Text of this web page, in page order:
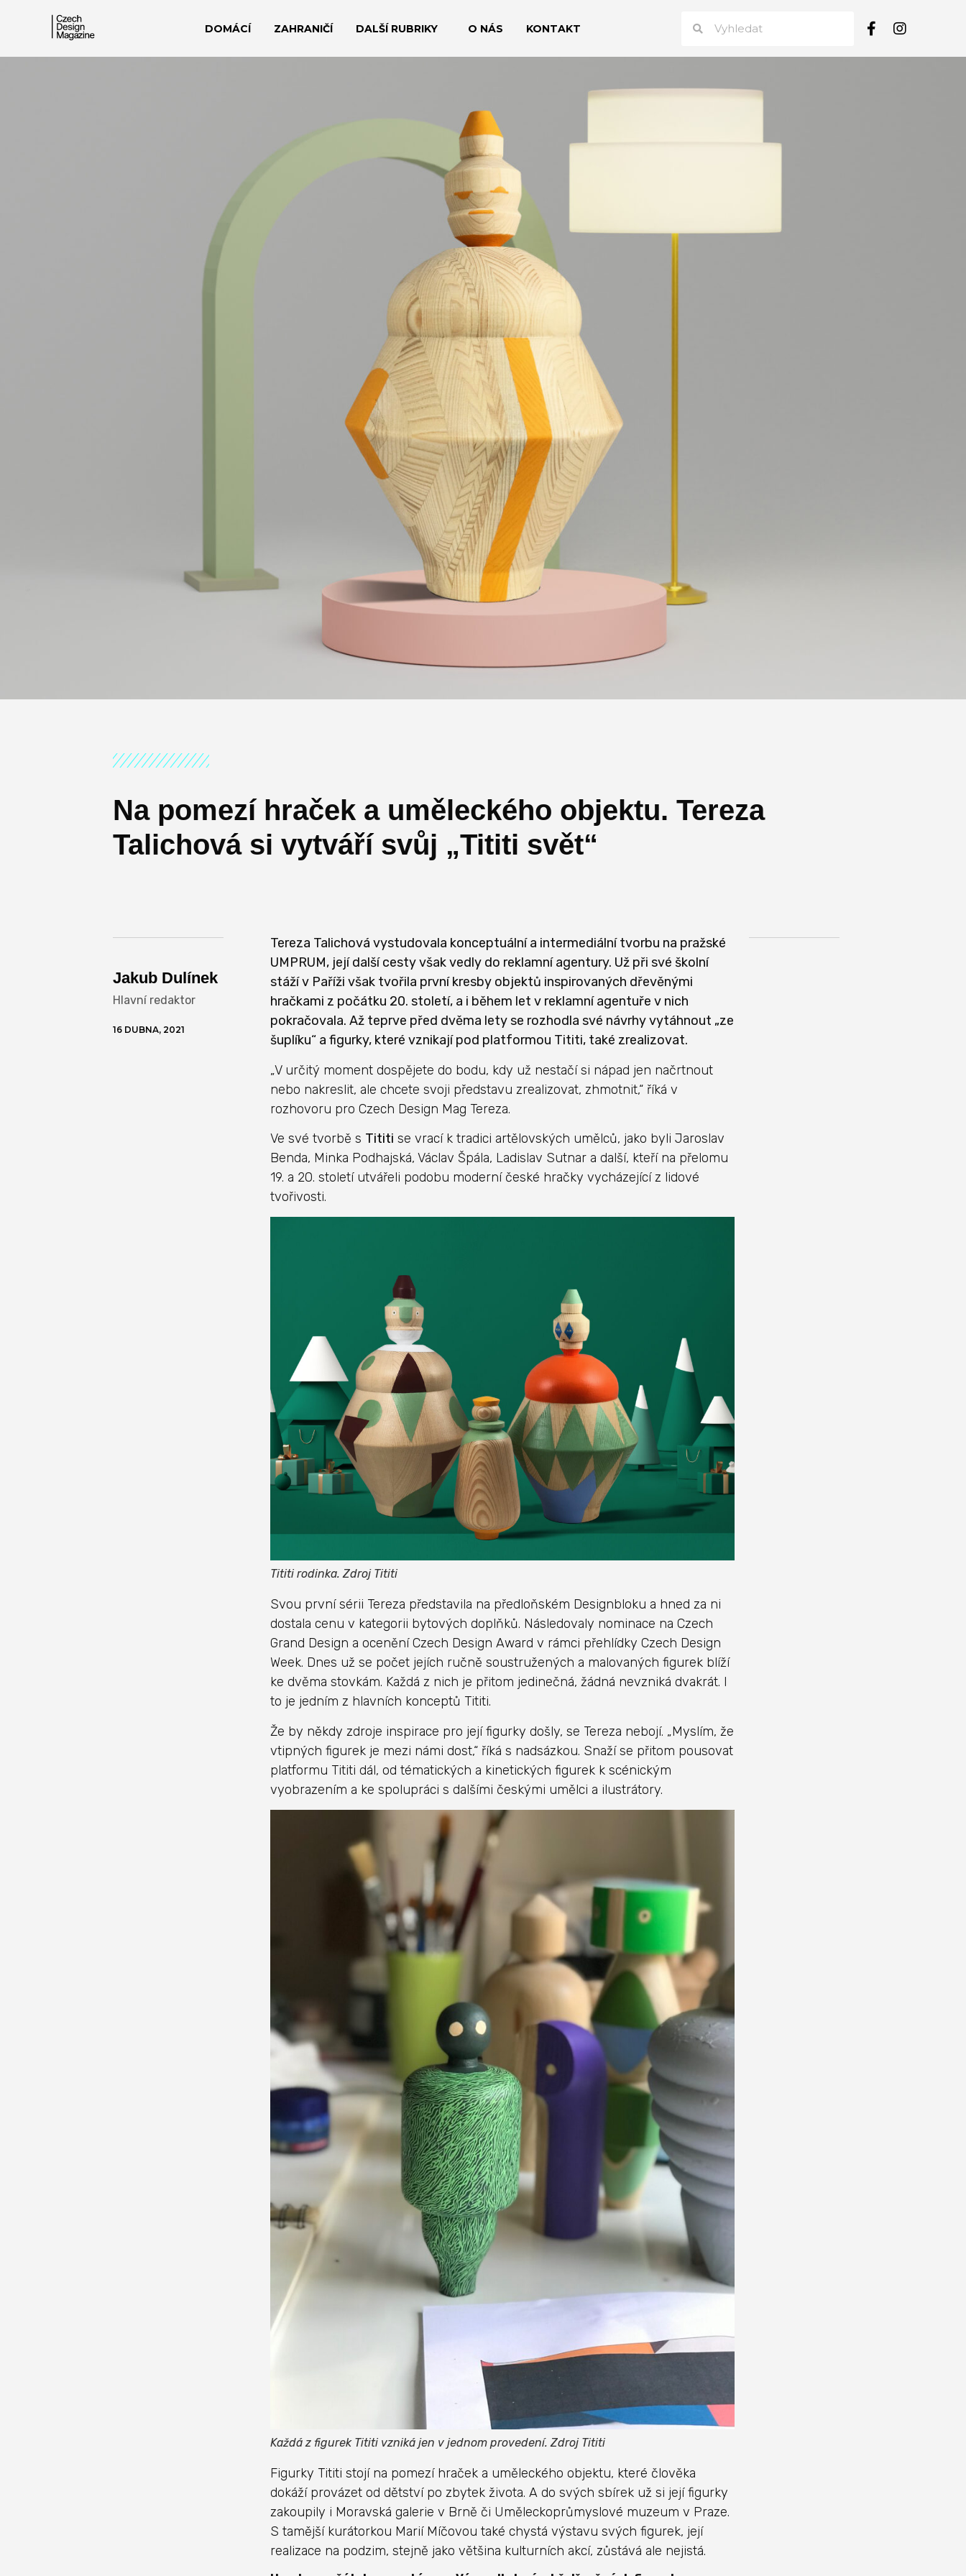
DOMÁCÍ ZAHRANIČÍ DALŠÍ RUBRIKY O NÁS KONTAKT
Na pomezí hraček a uměleckého objektu. Tereza
Talichová si vytváří svůj „Tititi svět“
Jakub Dulínek
Hlavní redaktor
16 DUBNA, 2021
Tereza Talichová vystudovala konceptuální a intermediální tvorbu na pražské
UMPRUM, její další cesty však vedly do reklamní agentury. Už při své školní
stáží v Paříži však tvořila první kresby objektů inspirovaných dřevěnými
hračkami z počátku 20. století, a i během let v reklamní agentuře v nich
pokračovala. Až teprve před dvěma lety se rozhodla své návrhy vytáhnout „ze
šuplíku“ a figurky, které vznikají pod platformou Tititi, také zrealizovat.
„V určitý moment dospějete do bodu, kdy už nestačí si nápad jen načrtnout
nebo nakreslit, ale chcete svoji představu zrealizovat, zhmotnit,“ říká v
rozhovoru pro Czech Design Mag Tereza.
Ve své tvorbě s Tititi se vrací k tradici artělovských umělců, jako byli Jaroslav
Benda, Minka Podhajská, Václav Špála, Ladislav Sutnar a další, kteří na přelomu
19. a 20. století utvářeli podobu moderní české hračky vycházející z lidové
tvořivosti.
Tititi rodinka. Zdroj Tititi
Svou první sérii Tereza představila na předloňském Designbloku a hned za ni
dostala cenu v kategorii bytových doplňků. Následovaly nominace na Czech
Grand Design a ocenění Czech Design Award v rámci přehlídky Czech Design
Week. Dnes už se počet jejích ručně soustružených a malovaných figurek blíží
ke dvěma stovkám. Každá z nich je přitom jedinečná, žádná nevzniká dvakrát. I
to je jedním z hlavních konceptů Tititi.
Že by někdy zdroje inspirace pro její figurky došly, se Tereza nebojí. „Myslím, že
vtipných figurek je mezi námi dost,“ říká s nadsázkou. Snaží se přitom pousovat
platformu Tititi dál, od tématických a kinetických figurek k scénickým
vyobrazením a ke spolupráci s dalšími českými umělci a ilustrátory.
Každá z figurek Tititi vzniká jen v jednom provedení. Zdroj Tititi
Figurky Tititi stojí na pomezí hraček a uměleckého objektu, které člověka
dokáží provázet od dětství po zbytek života. A do svých sbírek už si její figurky
zakoupily i Moravská galerie v Brně či Uměleckoprůmyslové muzeum v Praze.
S tamější kurátorkou Marií Míčovou také chystá výstavu svých figurek, její
realizace na podzim, stejně jako většina kulturních akcí, zůstává ale nejistá.